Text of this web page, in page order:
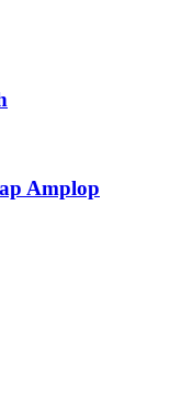
Amplop